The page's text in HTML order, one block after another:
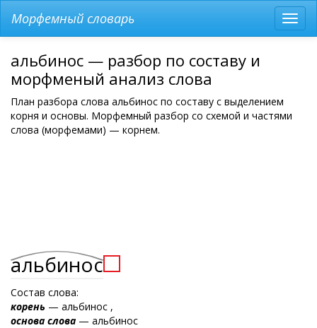
меню
Морфемный словарь
альбинос — разбор по составу и
морфменый анализ слова
План разбора слова альбинос по составу с выделением
корня и основы. Морфемный разбор со схемой и частями
слова (морфемами) — корнем.
альбинос
Состав слова:
корень — альбинос ,
основа слова — альбинос